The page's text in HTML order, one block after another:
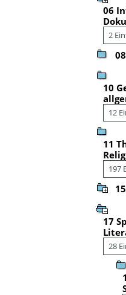
06
2
10
12
11
197
17
28